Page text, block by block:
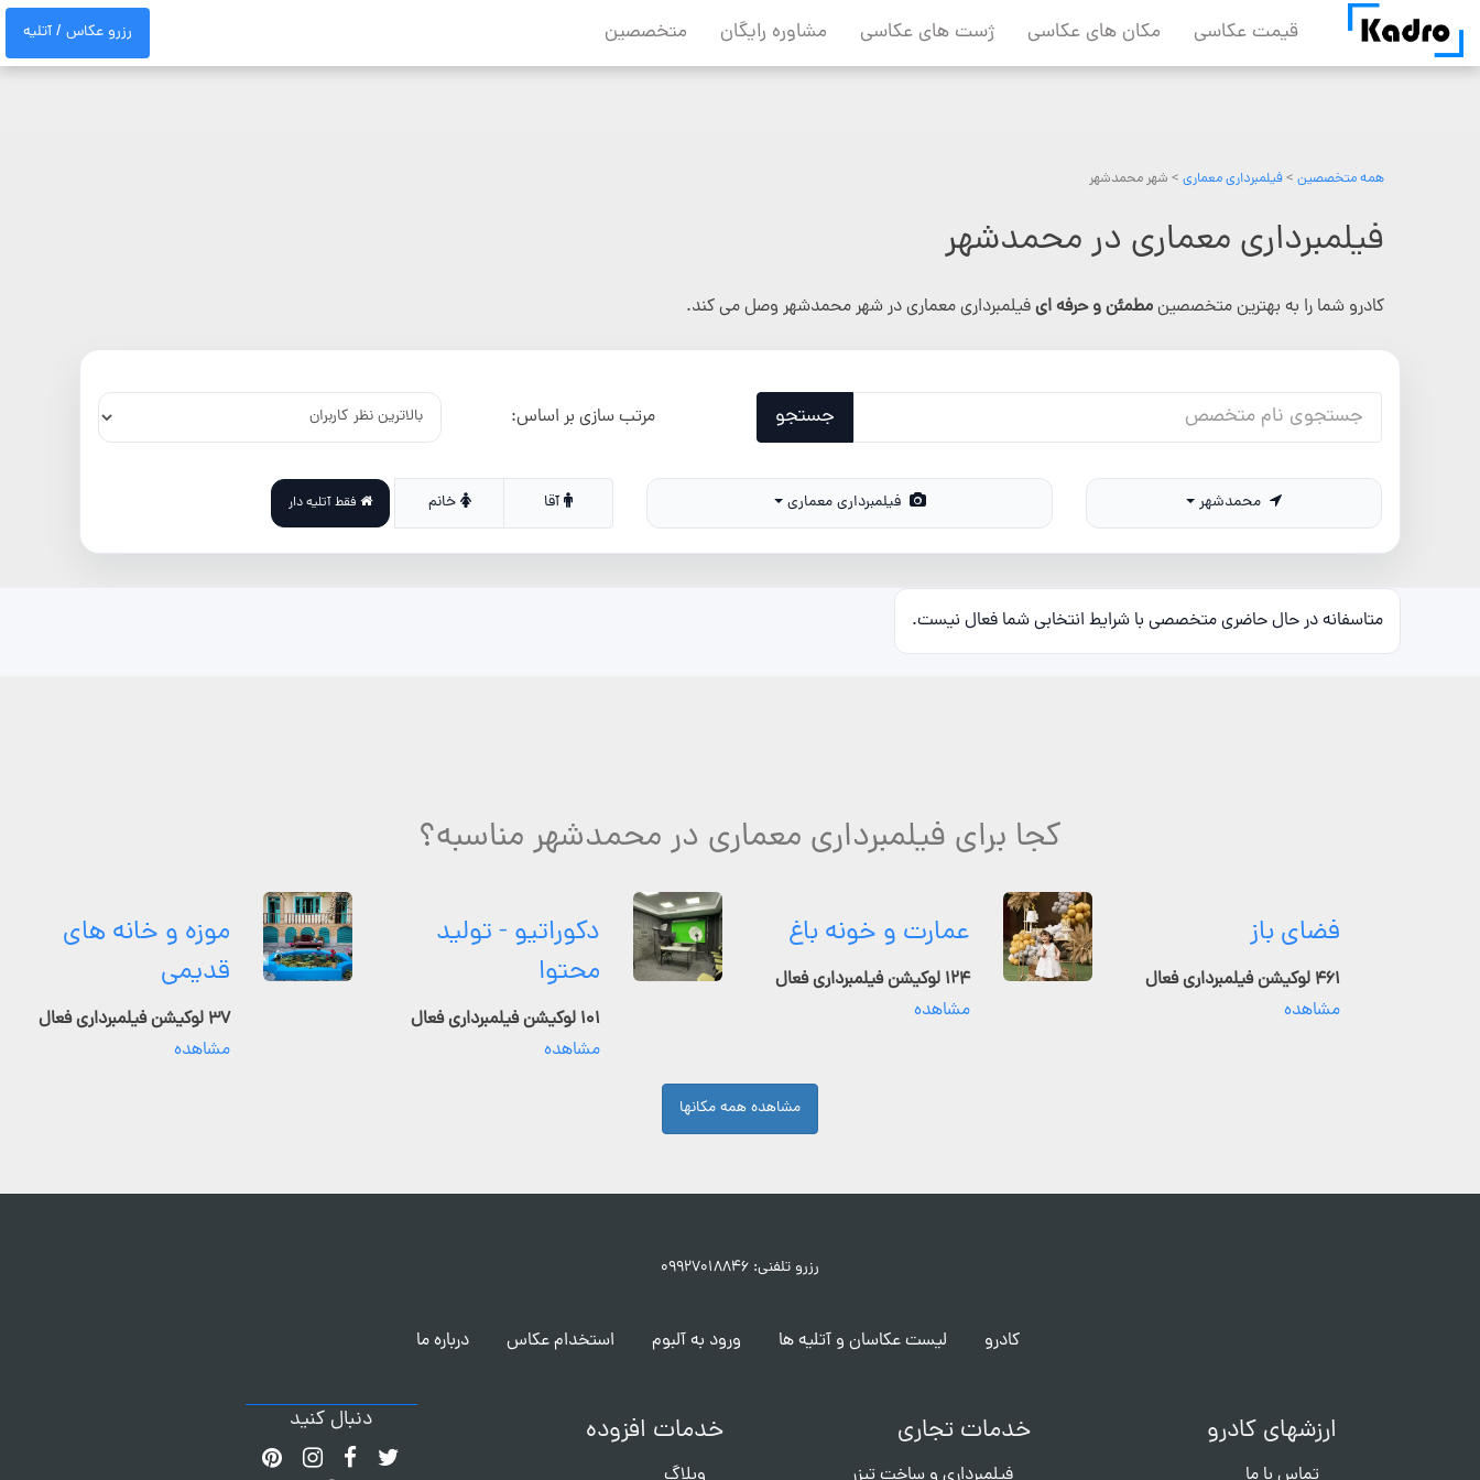
content
قیمت عکاسی مکان های عکاسی ژست های عکاسی مشاوره رایگان متخصصین رزرو عکاس / آتلیه
همه متخصصین >فیلمبرداری معماری > شهر محمدشهر
فیلمبرداری معماری در محمدشهر
کادرو شما را به بهترین متخصصینمطمئن و حرفه ایفیلمبرداری معماری در شهر محمدشهر وصل می کند.
جستجو مرتب سازی بر اساس:
فیلمبرداری معماری آقا خانم فقط آتلیه دار
متاسفانه در حال حاضری متخصصی با شرایط انتخابی شما فعال نیست.
کجا برای فیلمبرداری معماری در محمدشهر مناسبه؟
فضای باز
۴۶۱ لوکیشن فیلمبرداری فعال
مشاهده
عمارت و خونه باغ
۱۲۴ لوکیشن فیلمبرداری فعال
مشاهده
دکوراتیو - تولید
محتوا
۱۰۱ لوکیشن فیلمبرداری فعال
مشاهده
موزه و خانه های
قدیمی
۳۷ لوکیشن فیلمبرداری فعال
مشاهده
مشاهده همه مکانها
رزرو تلفنی: ۰۹۹۲۷۰۱۸۸۴۶
کادرو لیست عکاسان و آتلیه ها ورود به آلبوم استخدام عکاس درباره ما
ارزشهای کادرو خدمات تجاری خدمات افزوده دنبال کنید